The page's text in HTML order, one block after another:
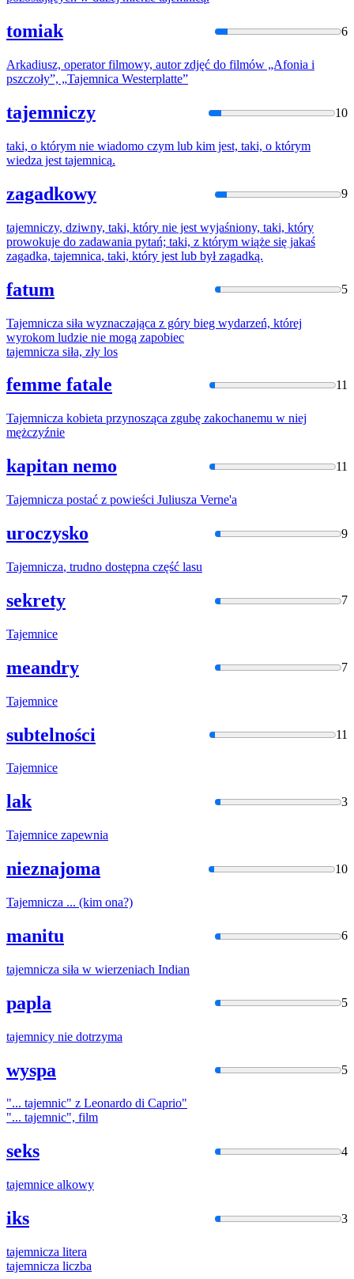
tomiak 6
Arkadiusz, operator filmowy, autor zdjęć do filmów „Afonia i
pszczoły”, „Tajemnica Westerplatte”
tajemniczy 10
taki, o którym nie wiadomo czym lub kim jest, taki, o którym
wiedza jest tajemnicą.
zagadkowy 9
tajemniczy, dziwny, taki, który nie jest wyjaśniony, taki, który
prowokuje do zadawania pytań; taki, z którym wiąże się jakaś
zagadka, tajemnica, taki, który jest lub był zagadką.
fatum 5
Tajemnicza siła wyznaczająca z góry bieg wydarzeń, której
wyrokom ludzie nie mogą zapobiec
tajemnicza siła, zły los
femme fatale 11
Tajemnicza kobieta przynosząca zgubę zakochanemu w niej
mężczyźnie
kapitan nemo 11
Tajemnicza postać z powieści Juliusza Verne'a
uroczysko 9
Tajemnicza, trudno dostępna część lasu
sekrety 7
Tajemnice
meandry 7
Tajemnice
subtelności 11
Tajemnice
lak 3
Tajemnice zapewnia
nieznajoma 10
Tajemnicza ... (kim ona?)
manitu 6
tajemnicza siła w wierzeniach Indian
papla 5
tajemnicy nie dotrzyma
wyspa 5
"... tajemnic" z Leonardo di Caprio"
"... tajemnic", film
seks 4
tajemnice alkowy
iks 3
tajemnicza litera
tajemnicza liczba